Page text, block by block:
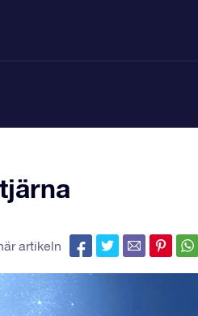
artikeln